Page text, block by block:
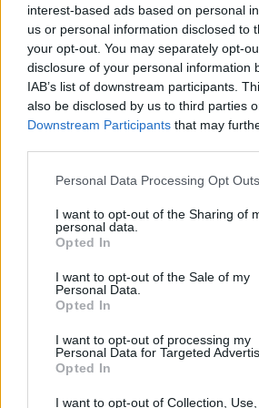
interest-based ads based on personal
us or personal information disclosed to
your opt-out. You may separately opt-
disclosure of your personal information
IAB’s list of downstream participants.
also be disclosed by us to third parties
Downstream Participants that may
Personal Data Processing Opt Outs
I want to opt-out of the Sharing of
personal data.
Opted In
I want to opt-out of the Sale of my
Personal Data.
Opted In
I want to opt-out of processing my
Personal Data for Targeted
Opted In
I want to opt-out of Collection, Use,
(PALYTH), а планот е
Европската комисија за
Генералниот секретар за
храна, Спирос
проблемот со рибата-
рамките на рибарството,
предизвик и за
биодиверзитет и за јавното
нагласи тој, неговото
заснован пристап и
рибарите.
Присутна е и во
Медитеранот
Присуството на овој вид е
други делови на
набљудувања датираат од